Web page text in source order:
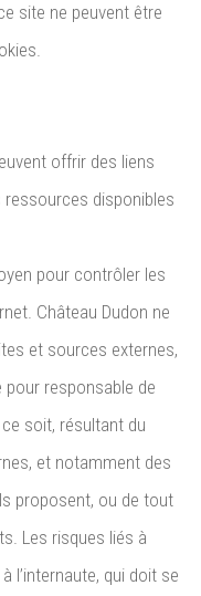
site ne peuvent être
offrir des liens
ressources disponibles
pour contrôler les
Château Dudon ne
et sources externes,
pour responsable de
soit, résultant du
et notamment des
proposent, ou de tout
Les risques liés à
l’internaute, qui doit se